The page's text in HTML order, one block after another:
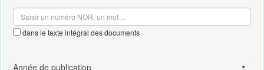
dans le texte intégral des documents